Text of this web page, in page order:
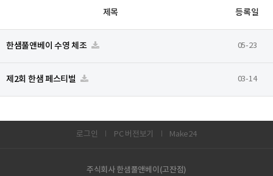
제목 등록일
한샘풀앤베이 수영 체조 05-23
제2회 한샘 페스티벌 03-14
로그인 PC 버전보기 Make24
주식회사 한샘풀앤베이(고잔점)